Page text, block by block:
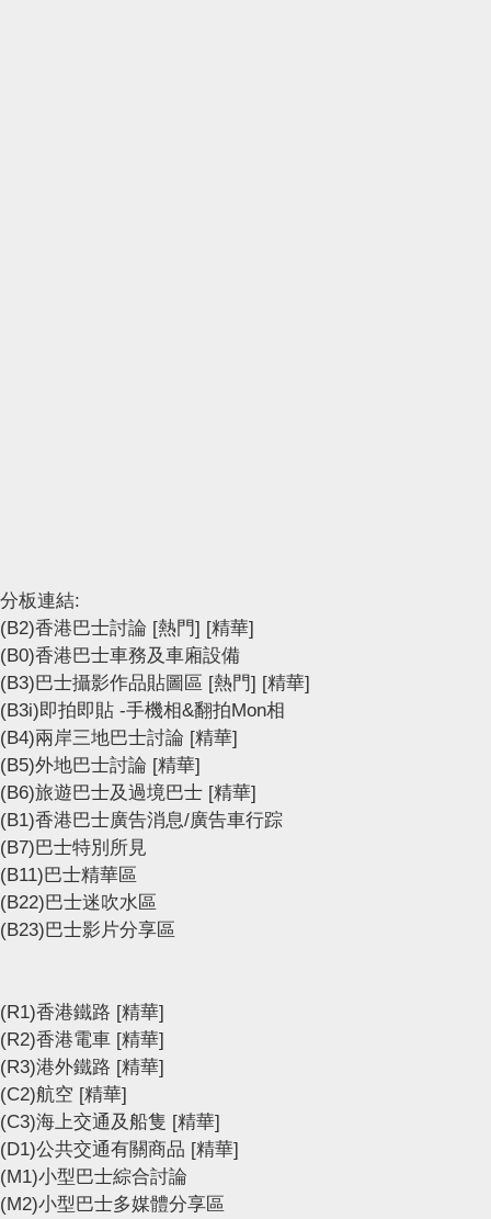
分板連結:
(B2)香港巴士討論 [熱門] [精華]
(B0)香港巴士車務及車廂設備
(B3)巴士攝影作品貼圖區 [熱門] [精華]
(B3i)即拍即貼 -手機相&翻拍Mon相
(B4)兩岸三地巴士討論 [精華]
(B5)外地巴士討論 [精華]
(B6)旅遊巴士及過境巴士 [精華]
(B1)香港巴士廣告消息/廣告車行踪
(B7)巴士特別所見
(B11)巴士精華區
(B22)巴士迷吹水區
(B23)巴士影片分享區
(R1)香港鐵路 [精華]
(R2)香港電車 [精華]
(R3)港外鐵路 [精華]
(C2)航空 [精華]
(C3)海上交通及船隻 [精華]
(D1)公共交通有關商品 [精華]
(M1)小型巴士綜合討論
(M2)小型巴士多媒體分享區